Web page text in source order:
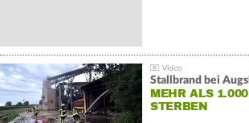
Stallbrand bei
MEHR ALS
STERBEN